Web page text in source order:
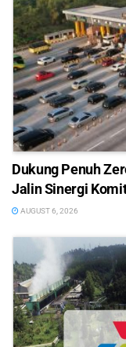
Dukung Penuh
Jalin Sinergi
AUGUST 6, 2026